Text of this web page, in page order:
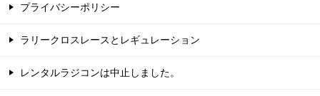
プライバシーポリシー
ラリークロスレースとレギュレーション
レンタルラジコンは中止しました。